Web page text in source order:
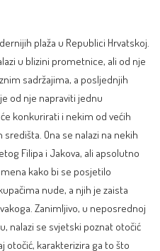
plaža u Republici Hrvatskoj.
u blizini prometnice, ali od nje
sadržajima, a posljednjih
od nje napraviti jednu
konkurirati i nekim od većih
Ona se nalazi na nekih
Filipa i Jakova, ali apsolutno
kako bi se posjetilo
nude, a njih je zaista
Zanimljivo, u neposrednoj
nalazi se svjetski poznat otočić
otočić, karakterizira ga to što